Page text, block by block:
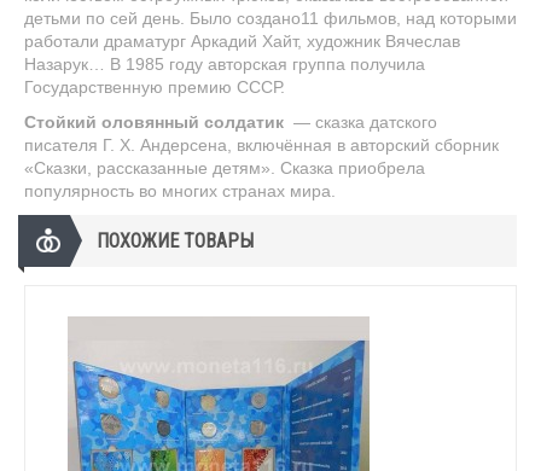
детьми по сей день. Было создано11 фильмов, над которыми
работали драматург Аркадий Хайт, художник Вячеслав
Назарук… В 1985 году авторская группа получила
Государственную премию СССР.
Стойкий оловянный солдатик — сказка датского
писателя Г. Х. Андерсена, включённая в авторский сборник
«Сказки, рассказанные детям». Сказка приобрела
популярность во многих странах мира.
ПОХОЖИЕ ТОВАРЫ